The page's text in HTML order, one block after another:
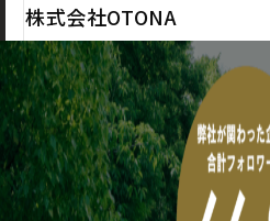
株式会社OTONA